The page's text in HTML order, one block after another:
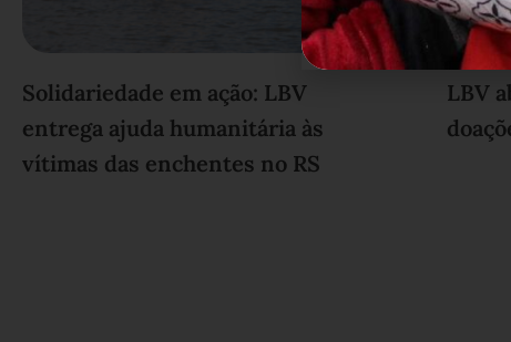
Solidariedade em ação: LBV
entrega ajuda humanitária às
vítimas das enchentes no RS
LBV